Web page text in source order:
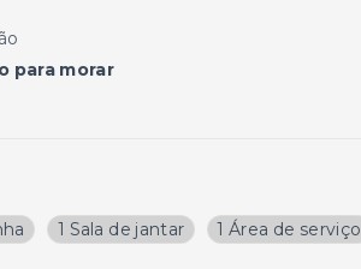
para morar
1 Sala de jantar 1 Área de serviço